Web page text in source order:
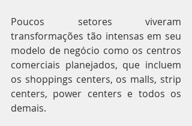
Poucos setores viveram
transformações tão intensas em seu
modelo de negócio como os centros
comerciais planejados, que incluem
os shoppings centers, os malls, strip
centers, power centers e todos os
demais.